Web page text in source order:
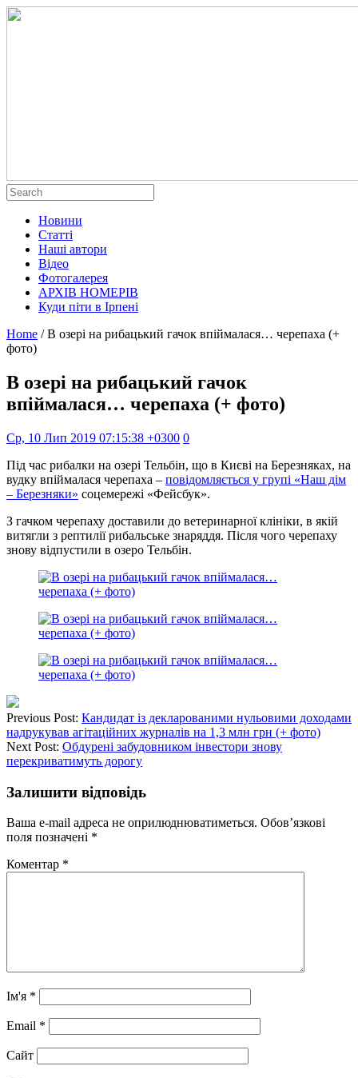
Новини
Статті
Наші автори
Відео
Фотогалерея
АРХІВ НОМЕРІВ
Куди піти в Ірпені
Home / В озері на рибацький гачок впіймалася… черепаха (+
фото)
В озері на рибацький гачок
впіймалася… черепаха (+ фото)
Ср, 10 Лип 2019 07:15:38 +0300 0
Під час рибалки на озері Тельбін, що в Києві на Березняках, на
вудку впіймалася черепаха – повідомляється у групі «Наш дім
– Березняки» соцемережі «Фейсбук».
З гачком черепаху доставили до ветеринарної клініки, в якій
витягли з рептилії рибальське знаряддя. Після чого черепаху
знову відпустили в озеро Тельбін.
Previous Post: Кандидат із декларованими нульовими доходами
надрукував агітаційних журналів на 1,3 млн грн (+ фото)
Next Post: Обдурені забудовником інвестори знову
перекриватимуть дорогу
Залишити відповідь
Ваша e-mail адреса не оприлюднюватиметься. Обов’язкові
поля позначені *
Коментар *
Ім'я *
Email *
Сайт